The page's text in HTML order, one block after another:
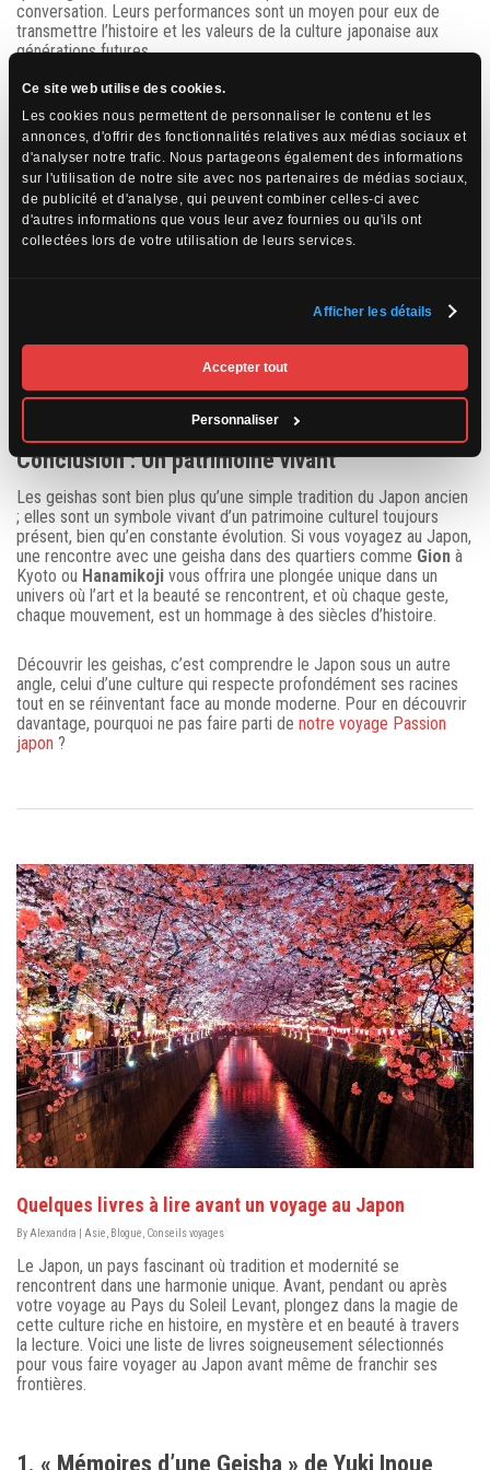
Ce site web utilise des cookies.
Les cookies nous permettent de personnaliser le contenu et les
annonces, d'offrir des fonctionnalités relatives aux médias sociaux et
d'analyser notre trafic. Nous partageons également des informations
sur l'utilisation de notre site avec nos partenaires de médias sociaux,
de publicité et d'analyse, qui peuvent combiner celles-ci avec
d'autres informations que vous leur avez fournies ou qu'ils ont
collectées lors de votre utilisation de leurs services.
Afficher les détails
Accepter tout
Personnaliser
conversation. Leurs performances sont un moyen pour eux de
transmettre l’histoire et les valeurs de la culture japonaise aux
générations futures.
Conclusion : Un patrimoine vivant
Les geishas sont bien plus qu’une simple tradition du Japon ancien
; elles sont un symbole vivant d’un patrimoine culturel toujours
présent, bien qu’en constante évolution. Si vous voyagez au Japon,
une rencontre avec une geisha dans des quartiers comme Gion à
Kyoto ou Hanamikoji vous offrira une plongée unique dans un
univers où l’art et la beauté se rencontrent, et où chaque geste,
chaque mouvement, est un hommage à des siècles d’histoire.
Découvrir les geishas, c’est comprendre le Japon sous un autre
angle, celui d’une culture qui respecte profondément ses racines
tout en se réinventant face au monde moderne. Pour en découvrir
davantage, pourquoi ne pas faire parti de notre voyage Passion
japon ?
Quelques livres à lire avant un voyage au Japon
ByAlexandra Asie, Blogue, Conseils voyages
Le Japon, un pays fascinant où tradition et modernité se
rencontrent dans une harmonie unique. Avant, pendant ou après
votre voyage au Pays du Soleil Levant, plongez dans la magie de
cette culture riche en histoire, en mystère et en beauté à travers
la lecture. Voici une liste de livres soigneusement sélectionnés
pour vous faire voyager au Japon avant même de franchir ses
frontières.
1. « Mémoires d’une Geisha » de Yuki Inoue